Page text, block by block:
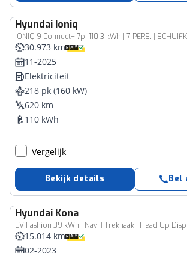
Hyundai Ioniq
30.973 km
11-2025
Elektriciteit
218 pk (160 kW)
620 km
110 kWh
Vergelijk
Bekijk details Bel
Hyundai Kona
15.014 km
02-2023